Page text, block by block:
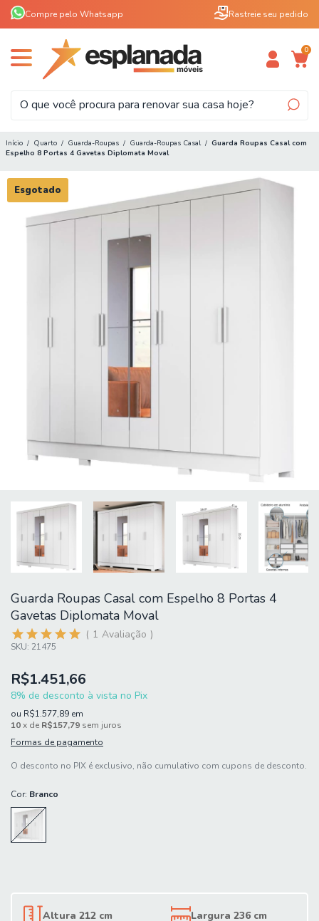
Compre pelo Whatsapp Rastreie seu pedido
0
Início / Quarto / Guarda-Roupas / Guarda-Roupas Casal / Guarda Roupas Casal com
Espelho 8 Portas 4 Gavetas Diplomata Moval
Esgotado
Guarda Roupas Casal com Espelho 8 Portas 4
Gavetas Diplomata Moval
1 Avaliação
SKU: 21475
R$1.451,66
8% de desconto à vista no Pix
ou R$1.577,89 em
10x de R$157,79 sem juros
Formas de pagamento
O desconto no PIX é exclusivo, não cumulativo com cupons de desconto.
Cor: Branco
Altura 212 cm Largura 236 cm